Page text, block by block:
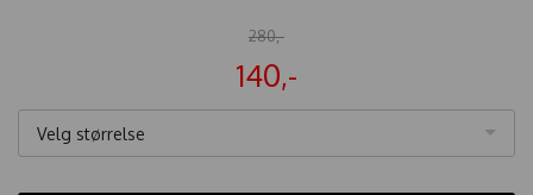
280,-
140,-
Velg størrelse